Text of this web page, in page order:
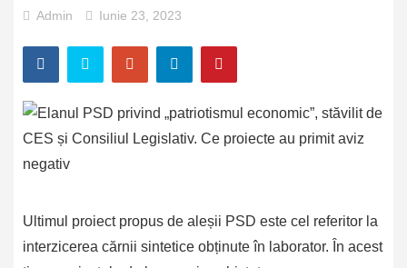
Admin Iunie 23, 2023
Ultimul proiect propus de aleșii PSD este cel referitor la
interzicerea cărnii sintetice obținute în laborator. În acest